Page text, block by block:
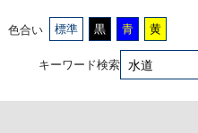
色合い 標準 黒 青 黄
キーワード検索